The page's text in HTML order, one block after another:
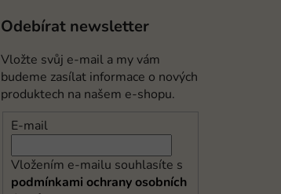
Odebírat newsletter
Vložte svůj e-mail a my vám
budeme zasílat informace o nových
produktech na našem e-shopu.
E-mail
Vložením e-mailu souhlasíte s
podmínkami ochrany osobních